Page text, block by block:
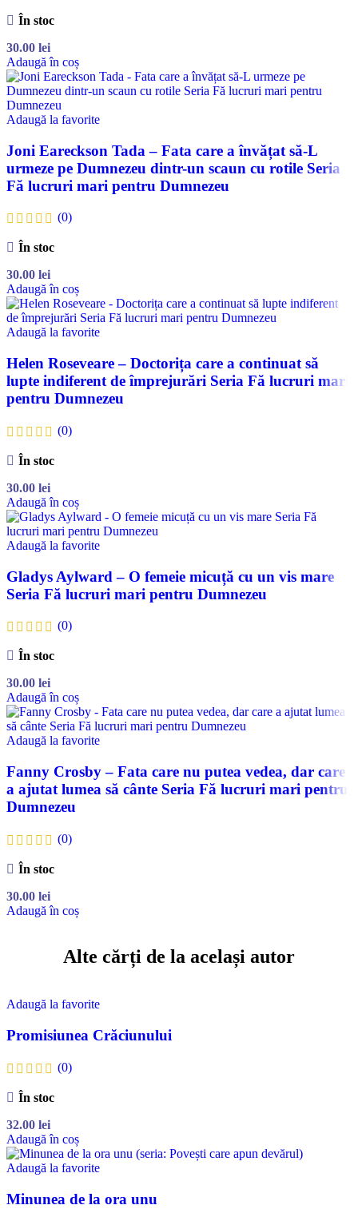
În stoc
30.00 lei
Adaugă în coș
Adaugă la favorite
Joni Eareckson Tada – Fata care a învățat să-L
urmeze pe Dumnezeu dintr-un scaun cu rotile Seria
Fă lucruri mari pentru Dumnezeu
(0)
În stoc
30.00 lei
Adaugă în coș
Adaugă la favorite
Helen Roseveare – Doctorița care a continuat să
lupte indiferent de împrejurări Seria Fă lucruri mari
pentru Dumnezeu
(0)
În stoc
30.00 lei
Adaugă în coș
Adaugă la favorite
Gladys Aylward – O femeie micuță cu un vis mare
Seria Fă lucruri mari pentru Dumnezeu
(0)
În stoc
30.00 lei
Adaugă în coș
Adaugă la favorite
Fanny Crosby – Fata care nu putea vedea, dar care
a ajutat lumea să cânte Seria Fă lucruri mari pentru
Dumnezeu
(0)
În stoc
30.00 lei
Adaugă în coș
Alte cărți de la același autor
Adaugă la favorite
Promisiunea Crăciunului
(0)
În stoc
32.00 lei
Adaugă în coș
Adaugă la favorite
Minunea de la ora unu